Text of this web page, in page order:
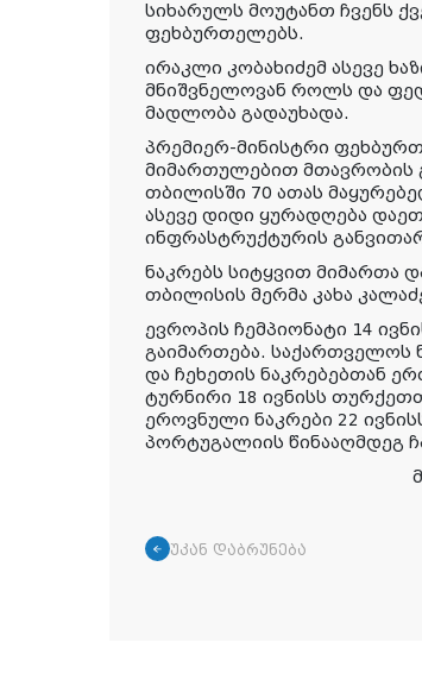
სიხარულს მოუტანთ ჩვენს
ფეხბურთელებს.
ირაკლი კობახიძემ ასევე
მნიშვნელოვან როლს და
მადლობა გადაუხადა.
პრემიერ-მინისტრი
მიმართულებით მთავრობის
თბილისში 70 ათას
ასევე დიდი ყურადღება
ინფრასტრუქტურის
ნაკრებს სიტყვით მიმართა
თბილისის მერმა კახა
ევროპის ჩემპიონატი 14
გაიმართება. საქართველოს
და ჩეხეთის ნაკრებებთან
ტურნირი 18 ივნისს
ეროვნული ნაკრები 22
პორტუგალიის წინააღმდეგ
უკან დაბრუნება